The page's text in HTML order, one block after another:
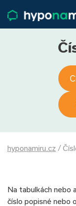
Životní
Pojištění
O nás
800 688 388
Přihlásit
hyponamiru.cz /
Na tabulkách nebo
číslo popisné nebo